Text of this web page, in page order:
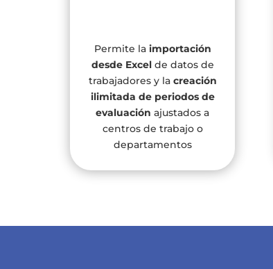
Permite la importación
desde Excelde datos de
trabajadores y la creación
ilimitada de periodos de
evaluación ajustados a
centros de trabajo o
departamentos